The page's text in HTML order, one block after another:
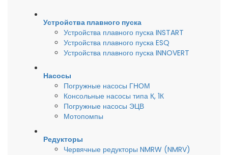
Устройства плавного пуска
Устройства плавного пуска INSTART
Устройства плавного пуска ESQ
Устройства плавного пуска INNOVERT
Насосы
Погружные насосы ГНОМ
Консольные насосы типа К, 1К
Погружные насосы ЭЦВ
Мотопомпы
Редукторы
Червячные редукторы NMRW (NMRV)